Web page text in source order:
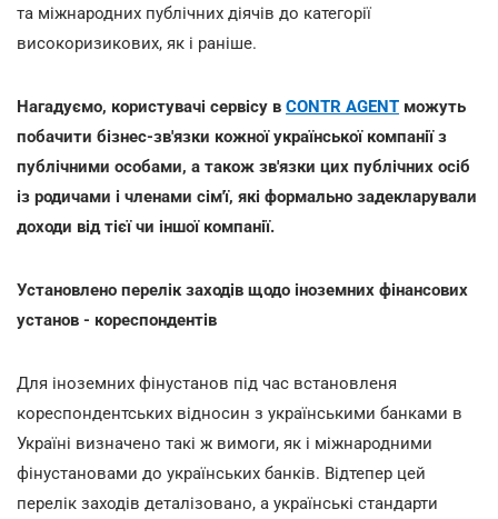
та міжнародних публічних діячів до категорії
високоризикових, як і раніше.
Нагадуємо, користувачі сервісу в CONTR AGENT можуть
побачити бізнес-зв'язки кожної української компанії з
публічними особами, а також зв'язки цих публічних осіб
із родичами і членами сім'ї, які формально задекларували
доходи від тієї чи іншої компанії.
Установлено перелік заходів щодо іноземних фінансових
установ - кореспондентів
Для іноземних фінустанов під час встановленя
кореспондентських відносин з українськими банками в
Україні визначено такі ж вимоги, як і міжнародними
фінустановами до українських банків. Відтепер цей
перелік заходів деталізовано, а українські стандарти